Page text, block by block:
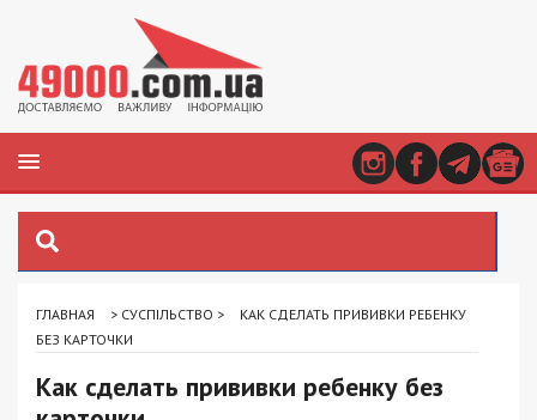
ГЛАВНАЯ > СУСПІЛЬСТВО >
КАК СДЕЛАТЬ ПРИВИВКИ РЕБЕНКУ
БЕЗ КАРТОЧКИ
Как сделать прививки ребенку без